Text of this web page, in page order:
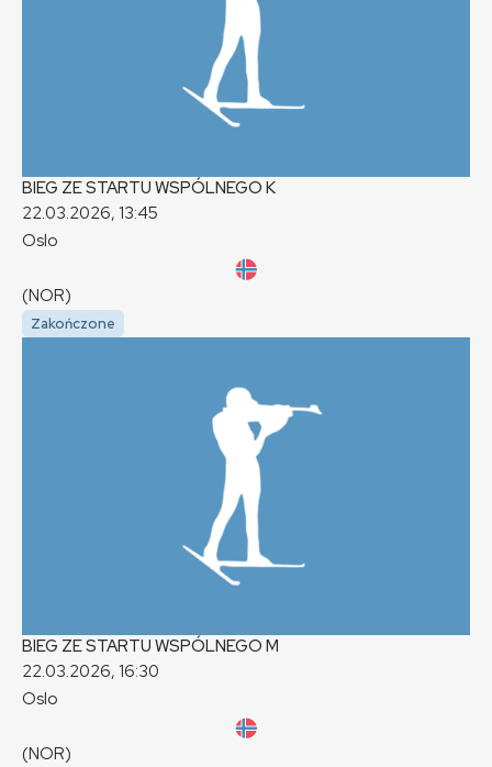
BIEG ZE STARTU WSPÓLNEGO K
22.03.2026, 13:45
Oslo
(NOR)
Zakończone
BIEG ZE STARTU WSPÓLNEGO M
22.03.2026, 16:30
Oslo
(NOR)